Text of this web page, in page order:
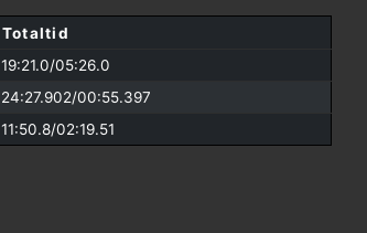
Totaltid
19:21.0/05:26.0
24:27.902/00:55.397
11:50.8/02:19.51